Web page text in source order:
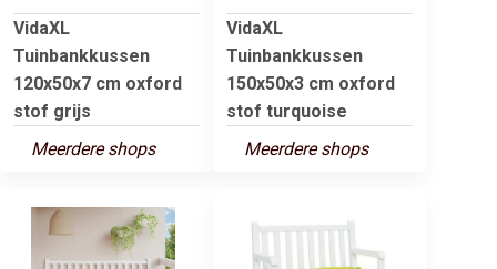
VidaXL
Tuinbankkussen
120x50x7 cm oxford
stof grijs
Meerdere shops
VidaXL
Tuinbankkussen
150x50x3 cm oxford
stof turquoise
Meerdere shops